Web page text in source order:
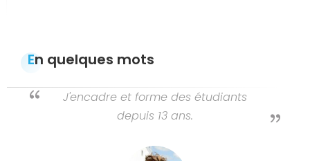
En quelques mots
J'encadre et forme des étudiants
depuis 13 ans.